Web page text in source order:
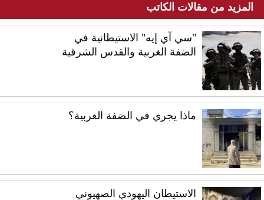
المزيد من مقالات الكاتب
"سي آي إيه" الاستيطانية في
الضفة الغربية والقدس الشرقية
ماذا يجري في الضفة الغربية؟
الاستيطان اليهودي الصهيوني